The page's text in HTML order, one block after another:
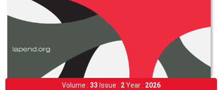
Volume : 33 Issue : 2Year : 2026